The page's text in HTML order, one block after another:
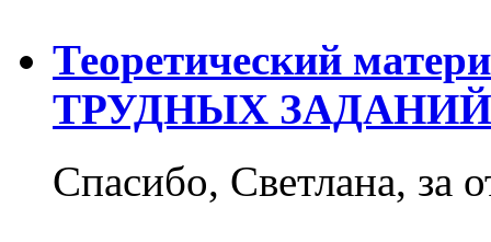
Теоретический
ТРУДНЫХ
Спасибо, Светлана, за